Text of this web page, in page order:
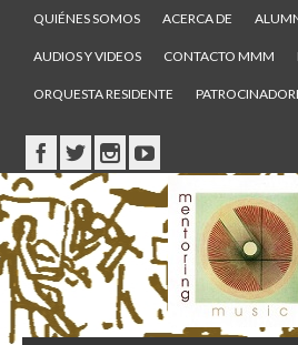
QUIÉNES SOMOS ACERCA DE
AUDIOS Y VIDEOS CONTACTO MMM
ORQUESTA RESIDENTE